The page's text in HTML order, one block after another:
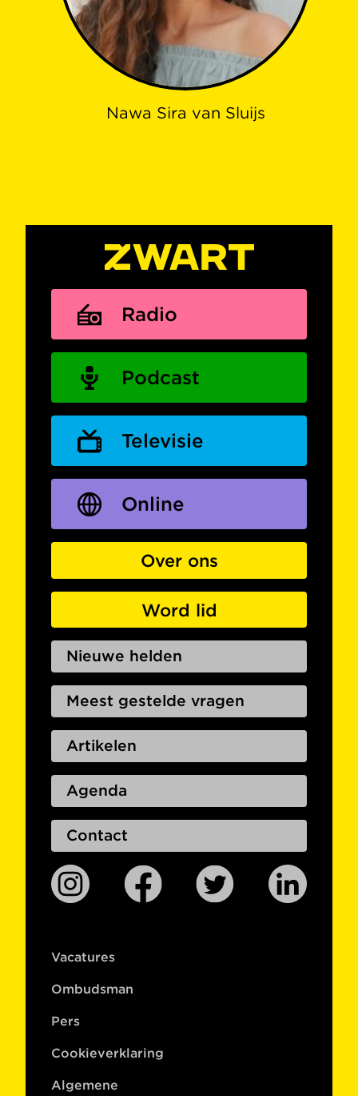
Nawa Sira van Sluijs
Radio
Podcast
Televisie
Online
Over ons
Word lid
Nieuwe helden
Meest gestelde vragen
Artikelen
Agenda
Contact
Vacatures
Ombudsman
Pers
Cookieverklaring
Algemene